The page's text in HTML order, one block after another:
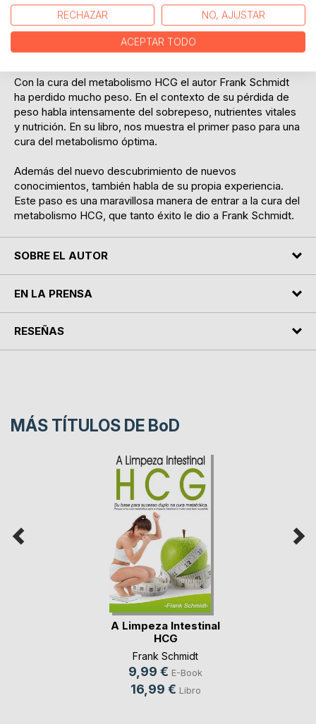
perdido peso exitosamente con este programa. El secreto
de los bellos y afortunafos es, desde hace mucho, un
método para cualquier persona. También usted puede
perder peso de una manera saludable.
Con la cura del metabolismo HCG el autor Frank Schmidt
ha perdido mucho peso. En el contexto de su pérdida de
peso habla intensamente del sobrepeso, nutrientes vitales
y nutrición. En su libro, nos muestra el primer paso para una
cura del metabolismo óptima.
Además del nuevo descubrimiento de nuevos
conocimientos, también habla de su propia experiencia.
Este paso es una maravillosa manera de entrar a la cura del
metabolismo HCG, que tanto éxito le dio a Frank Schmidt.
SOBRE EL AUTOR
EN LA PRENSA
RESEÑAS
MÁS TÍTULOS DE BoD
A Limpeza Intestinal
HCG
Frank Schmidt
9,99 € E-Book
16,99 € Libro
RECHAZAR NO, AJUSTAR
ACEPTAR TODO